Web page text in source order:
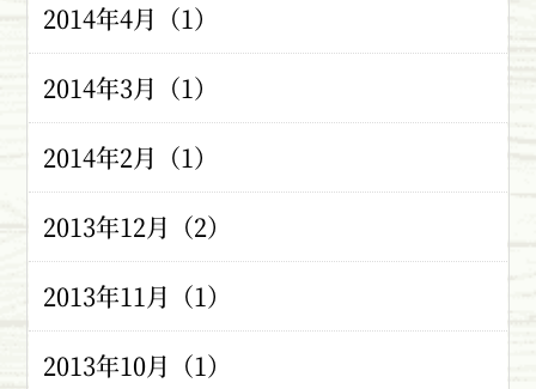
2014年4月（1）
2014年3月（1）
2014年2月（1）
2013年12月（2）
2013年11月（1）
2013年10月（1）